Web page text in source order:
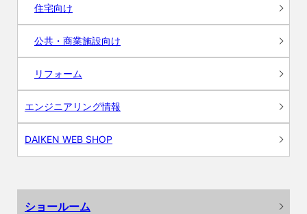
住宅向け
公共・商業施設向け
リフォーム
エンジニアリング情報
DAIKEN WEB SHOP
ショールーム